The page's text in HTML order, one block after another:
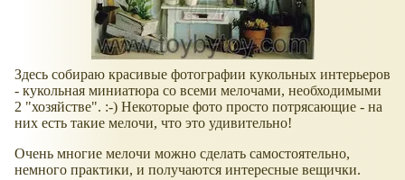
Здесь собираю красивые фотографии кукольных интерьеров
- кукольная миниатюра со всеми мелочами, необходимыми
2 "хозяйстве". :-) Некоторые фото просто потрясающие - на
них есть такие мелочи, что это удивительно!
Очень многие мелочи можно сделать самостоятельно,
немного практики, и получаются интересные вещички.